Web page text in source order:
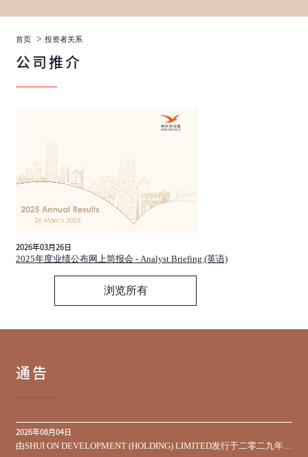
首页 > 投资者关系
公司推介
2026年03月26日
2025年度业绩公布网上简报会 - Analyst Briefing (英语)
浏览所有
通告
2026年08月04日
由SHUI ON DEVELOPMENT (HOLDING) LIMITED发行于二零二九年到